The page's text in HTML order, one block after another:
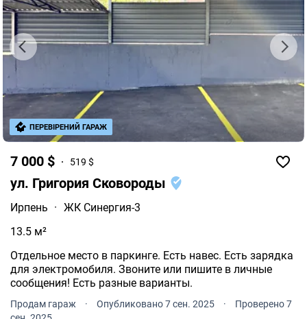
7 000 $ 519 $
ул. Григория Сковороды
Ирпень · ЖК Синергия-3
13.5 м²
Отдельное место в паркинге. Есть навес. Есть зарядка
для электромобиля. Звоните или пишите в личные
сообщения! Есть разные варианты.
Продам гараж · Опубликовано 7 сен. 2025 ·
Проверено 7
ПЕРЕВІРЕНИЙ ГАРАЖ